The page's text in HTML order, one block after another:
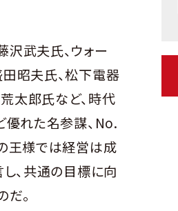
武夫氏、ウォー
昭夫氏、松下電器
太郎氏など、時代
優れた名参謀、No.
王様では経営は成
、共通の目標に向
だ。